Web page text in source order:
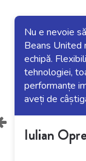
Nu e nevoie
Beans United
echipă.
tehnologiei,
performanțe
aveți de
Iulian